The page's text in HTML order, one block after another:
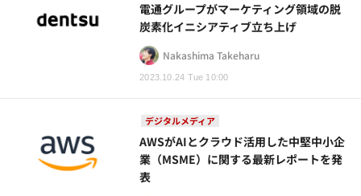
2023.10.24 Tue 10:00
電通グループがマーケティング領域の脱
炭素化イニシアティブ立ち上げ
Nakashima Takeharu
デジタルメディア
AWSがAIとクラウド活用した中堅中小企
業（MSME）に関する最新レポートを発
表